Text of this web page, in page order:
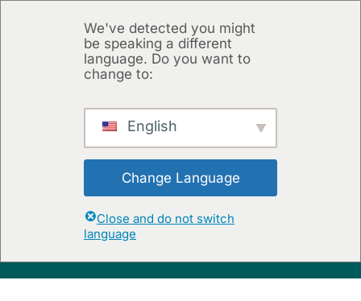
We've detected you might
be speaking a different
language. Do you want to
change to:
English
Change Language
Close and do not switch
language